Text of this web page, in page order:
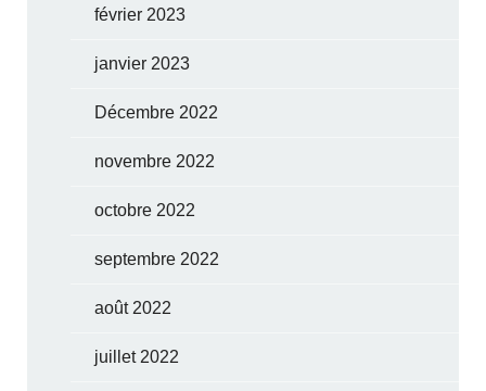
février 2023
janvier 2023
Décembre 2022
novembre 2022
octobre 2022
septembre 2022
août 2022
juillet 2022